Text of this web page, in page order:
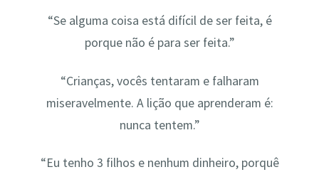
“Se alguma coisa está difícil de ser feita, é
porque não é para ser feita.”
“Crianças, vocês tentaram e falharam
miseravelmente. A lição que aprenderam é:
nunca tentem.”
“Eu tenho 3 filhos e nenhum dinheiro, porquê